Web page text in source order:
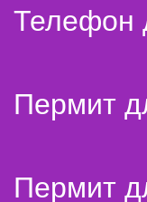
Телефон
Пермит
Пермит